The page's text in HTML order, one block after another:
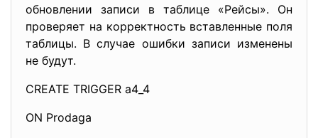
обновлении записи в таблице «Рейсы». Он
проверяет на корректность вставленные поля
таблицы. В случае ошибки записи изменены
не будут.
CREATE TRIGGER a4_4
ON Prodaga